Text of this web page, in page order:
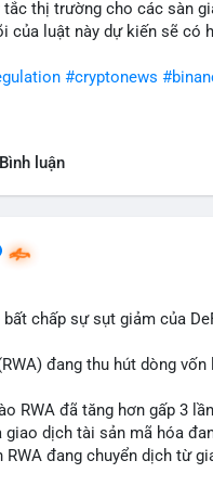
lệnh khi chưa xác định rõ
cảnh biến động mạnh.
#vilanh #aplucban
tắc thị trường cho các sàn
của luật này dự kiến sẽ có
#cryptonews
Bình luận
chấp sự sụt giảm của
đang thu hút dòng
RWA đã tăng hơn gấp 3
giao dịch tài sản mã hóa
RWA đang chuyển dịch từ